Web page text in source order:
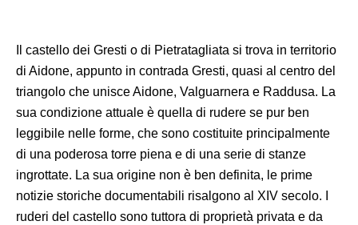
Il castello dei Gresti o di Pietratagliata si trova in territorio
di Aidone, appunto in contrada Gresti, quasi al centro del
triangolo che unisce Aidone, Valguarnera e Raddusa. La
sua condizione attuale è quella di rudere se pur ben
leggibile nelle forme, che sono costituite principalmente
di una poderosa torre piena e di una serie di stanze
ingrottate. La sua origine non è ben definita, le prime
notizie storiche documentabili risalgono al XIV secolo. I
ruderi del castello sono tuttora di proprietà privata e da